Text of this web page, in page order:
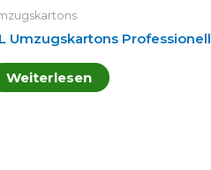
Umzugskartons Professionell
Weiterlesen